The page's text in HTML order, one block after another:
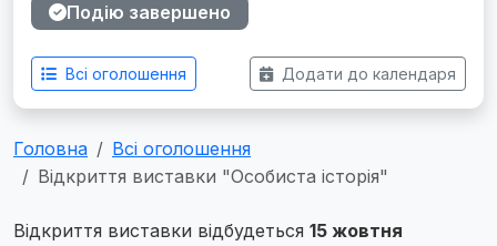
Подію завершено
Всі оголошення Додати до календаря
Головна
Всі оголошення
Відкриття виставки "Особиста історія"
Відкриття виставки відбудеться 15 жовтня